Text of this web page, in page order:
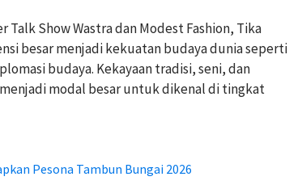
Show Wastra dan Modest Fashion, Tika
besar menjadi kekuatan budaya dunia seperti
budaya. Kekayaan tradisi, seni, dan
modal besar untuk dikenal di tingkat
Pesona Tambun Bungai 2026